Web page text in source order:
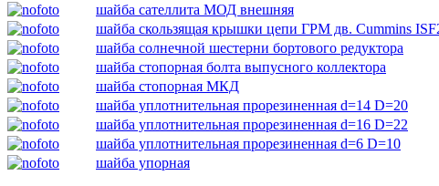
шайба сателлита МОД внешняя
шайба скользящая крышки цепи ГРМ дв. Cummins
шайба солнечной шестерни бортового редуктора
шайба стопорная болта выпусного коллектора
шайба стопорная МКД
шайба уплотнительная прорезиненная d=14 D=20
шайба уплотнительная прорезиненная d=16 D=22
шайба уплотнительная прорезиненная d=6 D=10
шайба упорная